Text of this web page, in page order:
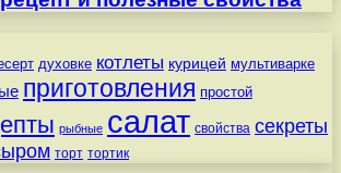
духовке котлеты курицей мультиварке
приготовления простой
рыбные салат свойства секреты
торт тортик